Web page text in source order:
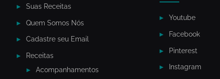
Suas Receitas
Quem Somos Nós
Cadastre seu Email
Receitas
Acompanhamentos
Youtube
Facebook
Pinterest
Instagram